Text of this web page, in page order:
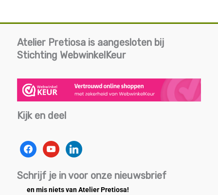
Atelier Pretiosa is aangesloten bij
Stichting WebwinkelKeur
Kijk en deel
facebookyoutubelinkedin
Schrijf je in voor onze nieuwsbrief
en mis niets van Atelier Pretiosa!